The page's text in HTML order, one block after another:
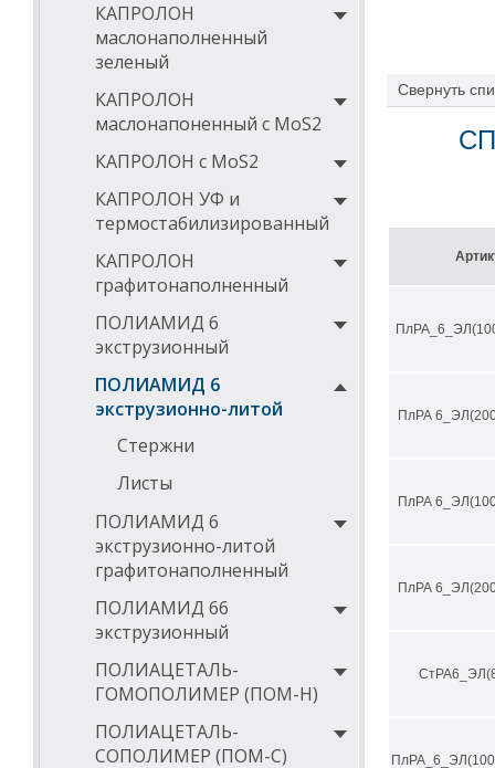
КАПРОЛОН
маслонаполненный
зеленый
КАПРОЛОН
маслонапоненный с MoS2
КАПРОЛОН с MoS2
КАПРОЛОН УФ и
термостабилизированный
КАПРОЛОН
графитонаполненный
ПОЛИАМИД 6
экструзионный
ПОЛИАМИД 6
экструзионно-литой
Стержни
Листы
ПОЛИАМИД 6
экструзионно-литой
графитонаполненный
ПОЛИАМИД 66
экструзионный
ПОЛИАЦЕТАЛЬ-
ГОМОПОЛИМЕР (ПОМ-Н)
ПОЛИАЦЕТАЛЬ-
СОПОЛИМЕР (ПОМ-С)
высокая
модуль
Свернуть
ПлРА
ПлРА
ПлРА